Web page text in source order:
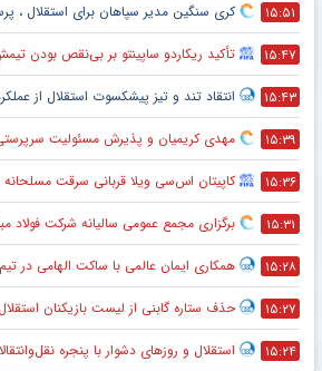
۱۵:۵۱ کری سنگین مدیر سپاهان برای استقلال ،
۱۵:۴۷ تأکید ریکاردو ساپینتو بر بی‌نقص بودن
۱۵:۴۳ انتقاد تند و تیز پیشکسوت استقلال از
۱۵:۳۹ مهدی کریمیان و پذیرش مسئولیت
۱۵:۳۶ کاپیتان اس‌سی ویلا قربانی سرقت مسلحانه
۱۵:۳۱ برگزاری مجمع عمومی سالیانه شرکت فولاد
۱۵:۲۸ همکاری ایمان عالمی با ساکت الهامی در
۱۵:۲۷ حذف ستاره گابنی از لیست بازیکنان استقلال به
۱۵:۲۴ استقلال و روزهای دشوار با پنجره